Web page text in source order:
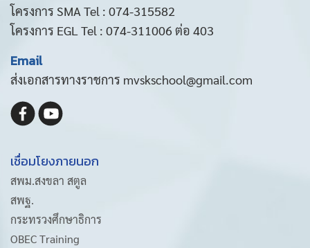
โครงการ SMA Tel : 074-315582
โครงการ EGL Tel : 074-311006 ต่อ 403
Email
ส่งเอกสารทางราชการ mvskschool@gmail.com
เชื่อมโยงภายนอก
สพม.สงขลา สตูล
สพฐ.
กระทรวงศึกษาธิการ
OBEC Training